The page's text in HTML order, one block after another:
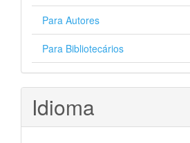
Para Autores
Para Bibliotecários
Idioma